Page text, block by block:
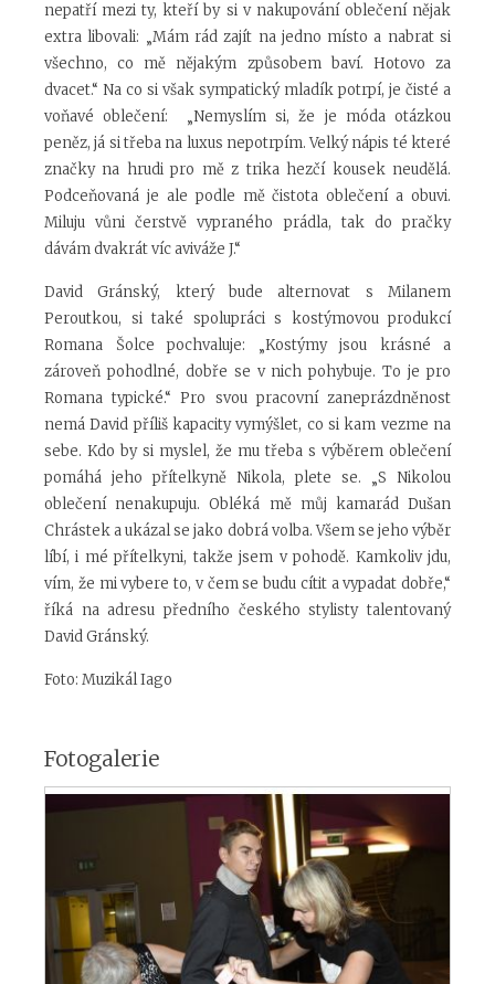
nepatří mezi ty, kteří by si v nakupování oblečení nějak
extra libovali: „Mám rád zajít na jedno místo a nabrat si
všechno, co mě nějakým způsobem baví. Hotovo za
dvacet.“ Na co si však sympatický mladík potrpí, je čisté a
voňavé oblečení: „Nemyslím si, že je móda otázkou
peněz, já si třeba na luxus nepotrpím. Velký nápis té které
značky na hrudi pro mě z trika hezčí kousek neudělá.
Podceňovaná je ale podle mě čistota oblečení a obuvi.
Miluju vůni čerstvě vypraného prádla, tak do pračky
dávám dvakrát víc aviváže J.“
David Gránský, který bude alternovat s Milanem
Peroutkou, si také spolupráci s kostýmovou produkcí
Romana Šolce pochvaluje: „Kostýmy jsou krásné a
zároveň pohodlné, dobře se v nich pohybuje. To je pro
Romana typické.“ Pro svou pracovní zaneprázdněnost
nemá David příliš kapacity vymýšlet, co si kam vezme na
sebe. Kdo by si myslel, že mu třeba s výběrem oblečení
pomáhá jeho přítelkyně Nikola, plete se. „S Nikolou
oblečení nenakupuju. Obléká mě můj kamarád Dušan
Chrástek a ukázal se jako dobrá volba. Všem se jeho výběr
líbí, i mé přítelkyni, takže jsem v pohodě. Kamkoliv jdu,
vím, že mi vybere to, v čem se budu cítit a vypadat dobře,“
říká na adresu předního českého stylisty talentovaný
David Gránský.
Foto: Muzikál Iago
Fotogalerie